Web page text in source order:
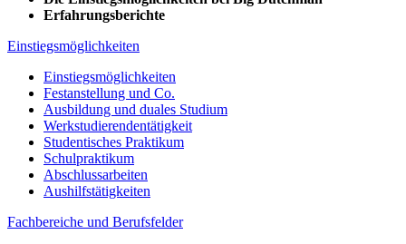
Erfahrungsberichte
Einstiegsmöglichkeiten
Einstiegsmöglichkeiten
Festanstellung und Co.
Ausbildung und duales Studium
Werkstudierendentätigkeit
Studentisches Praktikum
Schulpraktikum
Abschlussarbeiten
Aushilfstätigkeiten
Fachbereiche und Berufsfelder